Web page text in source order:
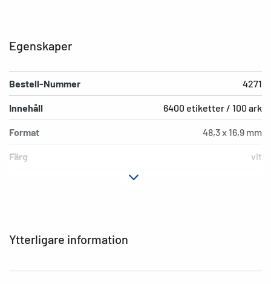
Ytterligare information
Egenskaper
Bestell-Nummer 4271
Innehåll 6400 etiketter / 100 ark
Format 48,3 x 16,9 mm
Färg vit